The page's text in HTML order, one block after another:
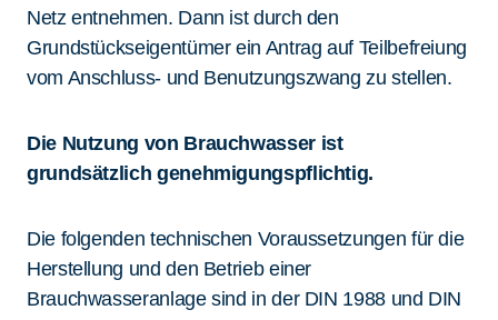
Netz entnehmen. Dann ist durch den
Grundstückseigentümer ein Antrag auf Teilbefreiung
vom Anschluss- und Benutzungszwang zu stellen.
Die Nutzung von Brauchwasser ist
grundsätzlich genehmigungspflichtig.
Die folgenden technischen Voraussetzungen für die
Herstellung und den Betrieb einer
Brauchwasseranlage sind in der DIN 1988 und DIN